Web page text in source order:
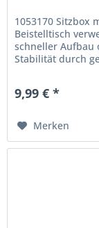
1053170 Sitzbox
Beistelltisch
schneller Aufbau
Stabilität durch
9,99 € *
Merken